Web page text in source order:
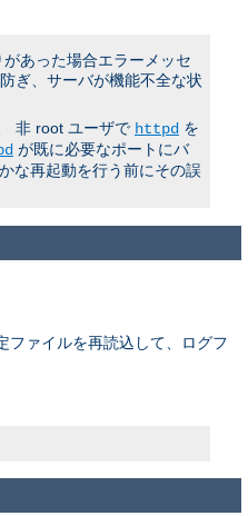
あった場合エラーメッセ
ぎ、サーバが機能不全な状
非 root ユーザで httpd を
が既に必要なポートにバ
な再起動を行う前にその誤
ファイルを再読込して、ログフ